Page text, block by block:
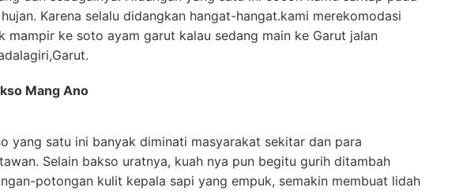
Karena selalu didangkan hangat-hangat.kami merekomodasi
mampir ke soto ayam garut kalau sedang main ke Garut jalan
Mang Ano
yang satu ini banyak diminati masyarakat sekitar dan para
Selain bakso uratnya, kuah nya pun begitu gurih ditambah
potongan kulit kepala sapi yang empuk, semakin membuat lidah